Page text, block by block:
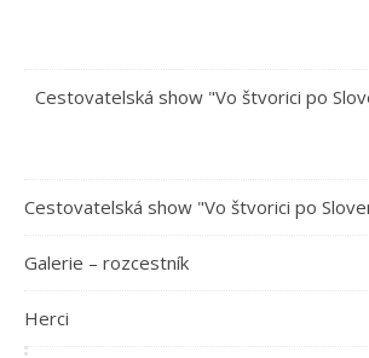
Cestovatelská show "Vo štvorici po
Cestovatelská show "Vo štvorici po
Galerie – rozcestník
Herci